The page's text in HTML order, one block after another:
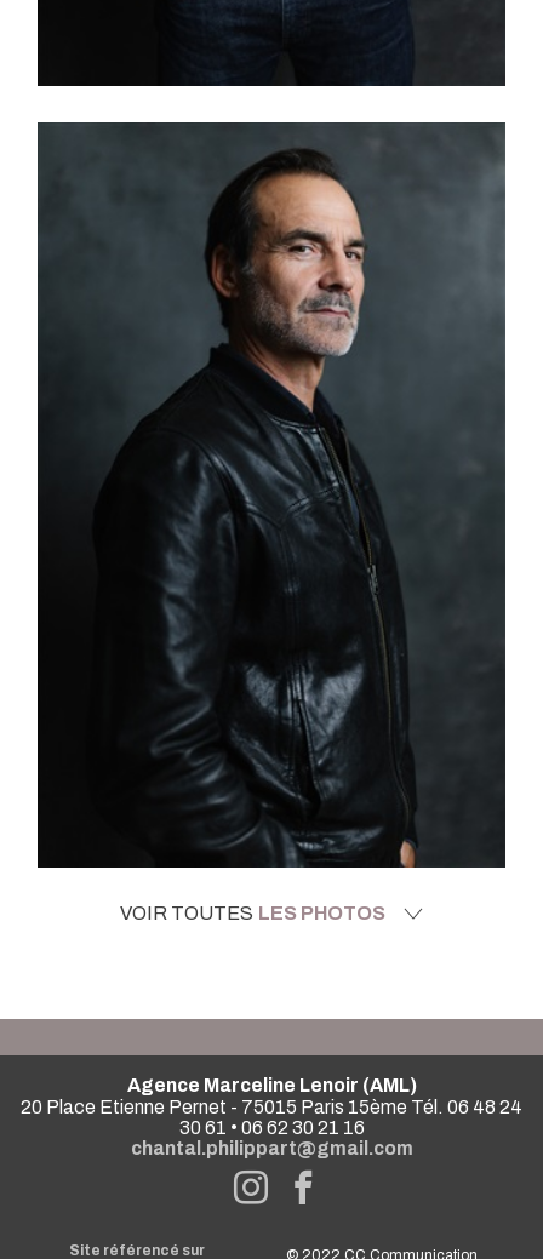
VOIR TOUTES LES PHOTOS
Agence Marceline Lenoir (AML)
20 Place Etienne Pernet - 75015 Paris 15ème Tél. 06 48 24
30 61 • 06 62 30 21 16
chantal.philippart@gmail.com
Site référencé sur